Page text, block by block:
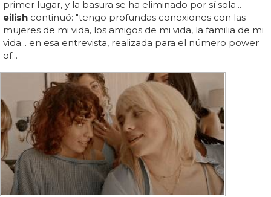
primer lugar, y la basura se ha eliminado por sí sola...
eilish continuó: "tengo profundas conexiones con las
mujeres de mi vida, los amigos de mi vida, la familia de mi
vida... en esa entrevista, realizada para el número power
of...